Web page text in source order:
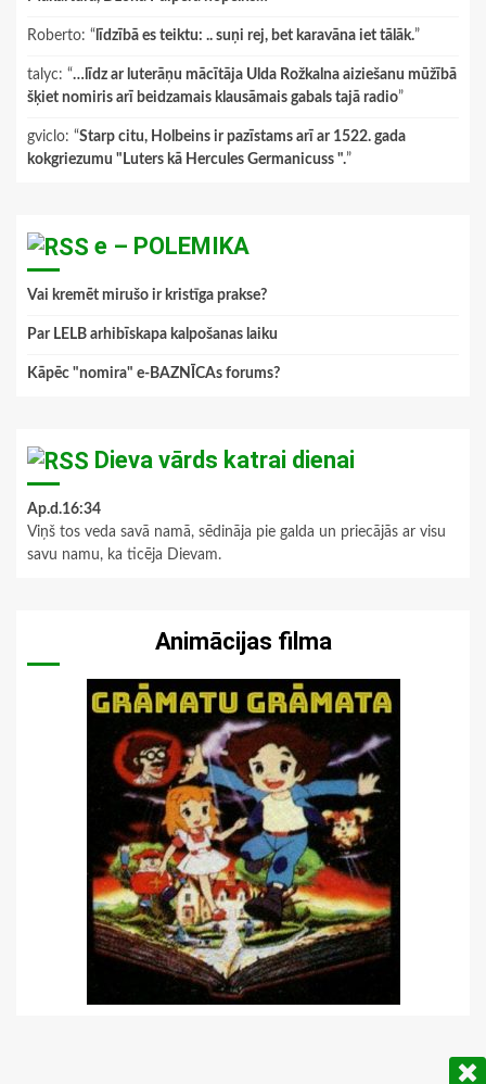
Roberto: “ līdzībā es teiktu: .. suņi rej, bet karavāna iet tālāk.”
talyc: “…līdz ar luterāņu mācītāja Ulda Rožkalna aiziešanu mūžībā
šķiet nomiris arī beidzamais klausāmais gabals tajā radio”
gviclo: “Starp citu, Holbeins ir pazīstams arī ar 1522. gada
kokgriezumu "Luters kā Hercules Germanicuss ".”
e – POLEMIKA
Vai kremēt mirušo ir kristīga prakse?
Par LELB arhibīskapa kalpošanas laiku
Kāpēc "nomira" e-BAZNĪCAs forums?
Dieva vārds katrai dienai
Ap.d.16:34
Viņš tos veda savā namā, sēdināja pie galda un priecājās ar visu
savu namu, ka ticēja Dievam.
Animācijas filma